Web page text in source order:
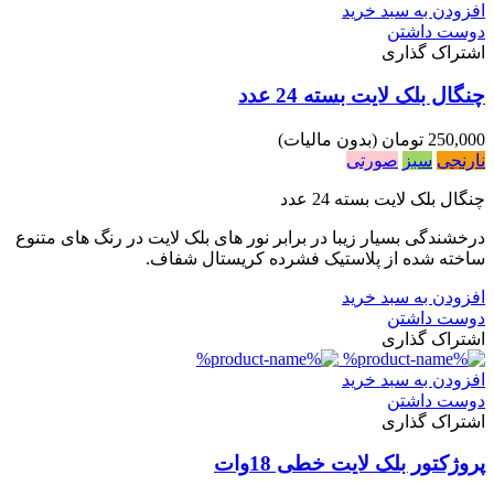
افزودن به سبد خرید
دوست داشتن
اشتراک گذاری
چنگال بلک لایت بسته 24 عدد
250,000 تومان
(بدون مالیات)
نارنجی سبز صورتی
چنگال بلک لایت بسته 24 عدد
درخشندگی بسیار زیبا در برابر نور های بلک لایت در رنگ های متنوع
ساخته شده از پلاستیک فشرده کریستال شفاف.
افزودن به سبد خرید
دوست داشتن
اشتراک گذاری
افزودن به سبد خرید
دوست داشتن
اشتراک گذاری
پروژکتور بلک لایت خطی 18وات